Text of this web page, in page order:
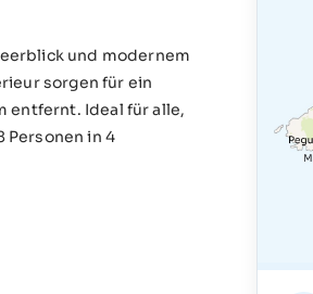
und modernem
sorgen für ein
entfernt. Ideal für alle,
Personen in 4